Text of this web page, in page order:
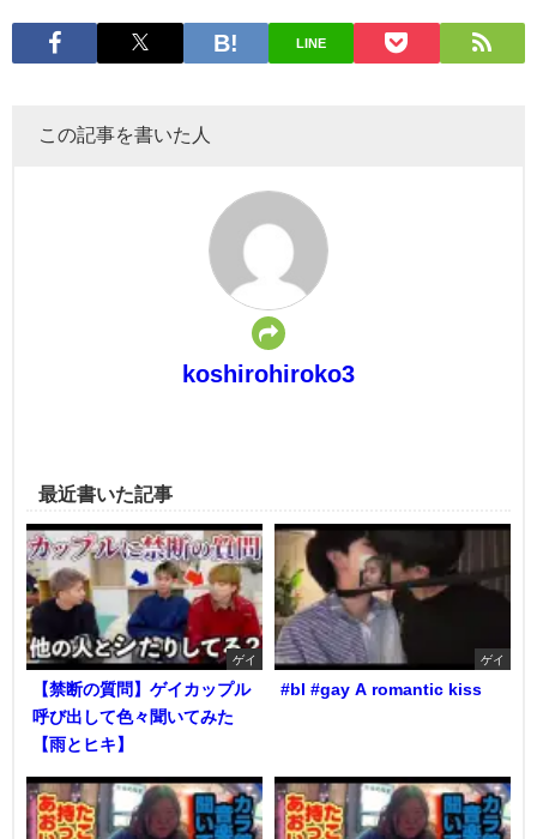
LINE
この記事を書いた人
koshirohiroko3
最近書いた記事
ゲイ
【禁断の質問】ゲイカップル
呼び出して色々聞いてみた
【雨とヒキ】
ゲイ
#bl #gay A romantic kiss